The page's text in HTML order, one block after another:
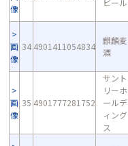
像
ビール
画
像
34 4901411054834
麒麟麦
酒
画
像
35 4901777281752
サント
リーホ
ールデ
ィング
ス